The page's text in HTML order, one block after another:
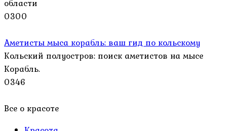
области
0300
Аметисты мыса корабль: ваш гид по кольскому
Кольский полуостров: поиск аметистов на мысе
Корабль.
0346
Все о красоте